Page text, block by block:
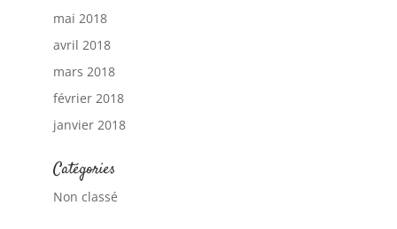
mai 2018
avril 2018
mars 2018
février 2018
janvier 2018
Catégories
Non classé